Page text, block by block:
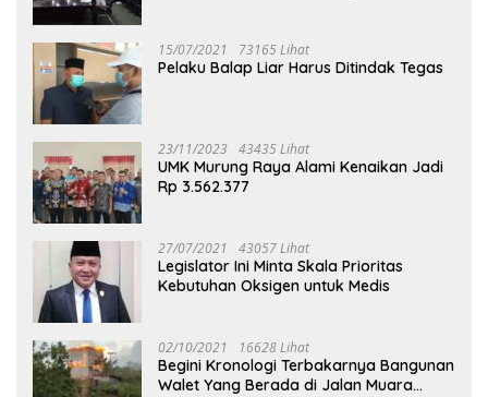
15/07/2021 73165 Lihat
Pelaku Balap Liar Harus Ditindak Tegas
23/11/2023 43435 Lihat
UMK Murung Raya Alami Kenaikan Jadi
Rp 3.562.377
27/07/2021 43057 Lihat
Legislator Ini Minta Skala Prioritas
Kebutuhan Oksigen untuk Medis
02/10/2021 16628 Lihat
Begini Kronologi Terbakarnya Bangunan
Walet Yang Berada di Jalan Muara